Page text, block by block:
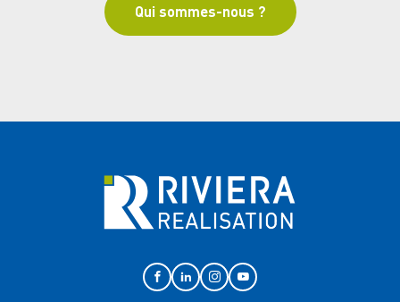
Qui sommes-nous ?